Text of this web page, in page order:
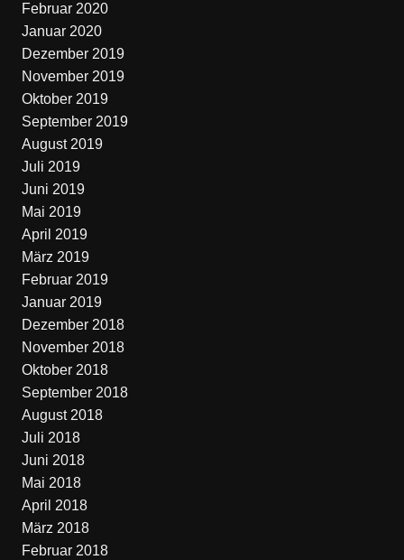
Februar 2020
Januar 2020
Dezember 2019
November 2019
Oktober 2019
September 2019
August 2019
Juli 2019
Juni 2019
Mai 2019
April 2019
März 2019
Februar 2019
Januar 2019
Dezember 2018
November 2018
Oktober 2018
September 2018
August 2018
Juli 2018
Juni 2018
Mai 2018
April 2018
März 2018
Februar 2018